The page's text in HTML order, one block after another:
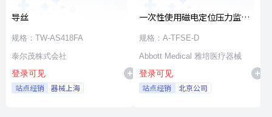
导丝
规格：TW-AS418FA
泰尔茂株式会社
登录可见
站点经销 器械上海
一次性使用磁电定位压力监测
射频消融导管
规格：A-TFSE-D
Abbott Medical 雅培医疗器械
登录可见
站点经销 北京公司